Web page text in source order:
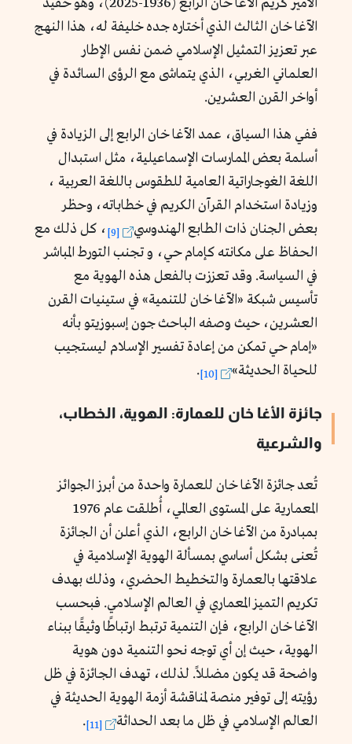
الأمير كريم الآغا خان الرابع (1936-2025)، وهو حفيد
الآغا خان الثالث الذي أختاره جده خليفة له، هذا النهج
عبر تعزيز التمثيل الإسلامي ضمن نفس الإطار
العلماني الغربي، الذي يتماشى مع الرؤى السائدة في
أواخر القرن العشرين.
ففي هذا السياق، عمد الآغا خان الرابع إلى الزيادة في
أسلمة بعض الممارسات الإسماعيلية، مثل استبدال
اللغة الغوجاراتية العامية للطقوس باللغة العربية ،
وزيادة استخدام القرآن الكريم في خطاباته، وحظر
بعض الجنان ذات الطابع الهندوسي
[9]
، كل ذلك مع
الحفاظ على مكانته كإمام حي، و تجنب التورط المباشر
في السياسة. وقد تعززت بالفعل هذه الهوية مع
تأسيس شبكة «الآغا خان للتنمية» في ستينيات القرن
العشرين، حيث وصفه الباحث جون إسبوزيتو بأنه
«إمام حي تمكن من إعادة تفسير الإسلام ليستجيب
للحياة الحديثة»
[10]
.
جائزة الأغا خان للعمارة: الهوية، الخطاب،
والشرعية
تُعد جائزة الآغا خان للعمارة واحدة من أبرز الجوائز
المعمارية على المستوى العالمي، أُطلقت عام 1976
بمبادرة من الآغا خان الرابع، الذي أعلن أن الجائزة
تُعنى بشكل أساسي بمسألة الهوية الإسلامية في
علاقتها بالعمارة والتخطيط الحضري، وذلك بهدف
تكريم التميز المعماري في العالم الإسلامي. فبحسب
الآغا خان الرابع، فإن التنمية ترتبط ارتباطًا وثيقًا ببناء
الهوية، حيث إن أي توجه نحو التنمية دون هوية
واضحة قد يكون مضللاً. لذلك، تهدف الجائزة في ظل
رؤيته إلى توفير منصة لمناقشة أزمة الهوية الحديثة في
العالم الإسلامي في ظل ما بعد الحداثة
[11]
.